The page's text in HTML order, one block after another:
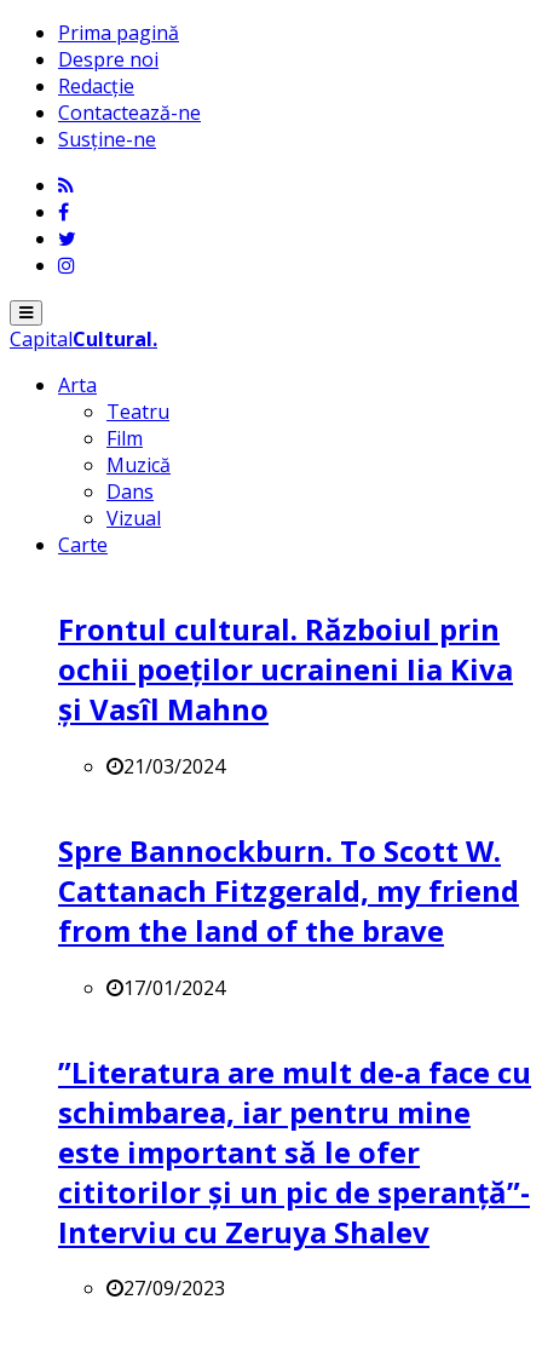
Prima pagină
Despre noi
Redacție
Contactează-ne
Susține-ne
Menu
CapitalCultural.
Arta
Teatru
Film
Muzică
Dans
Vizual
Carte
Frontul cultural. Războiul prin
ochii poeților ucraineni Iia Kiva
și Vasîl Mahno
21/03/2024
Spre Bannockburn. To Scott W.
Cattanach Fitzgerald, my friend
from the land of the brave
17/01/2024
”Literatura are mult de-a face cu
schimbarea, iar pentru mine
este important să le ofer
cititorilor și un pic de speranță”-
Interviu cu Zeruya Shalev
27/09/2023